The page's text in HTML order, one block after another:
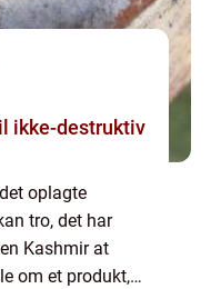
oplagte
tro, det har
Kashmir at
om et produkt,